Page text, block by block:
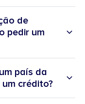
de
pedir um
país da
crédito?